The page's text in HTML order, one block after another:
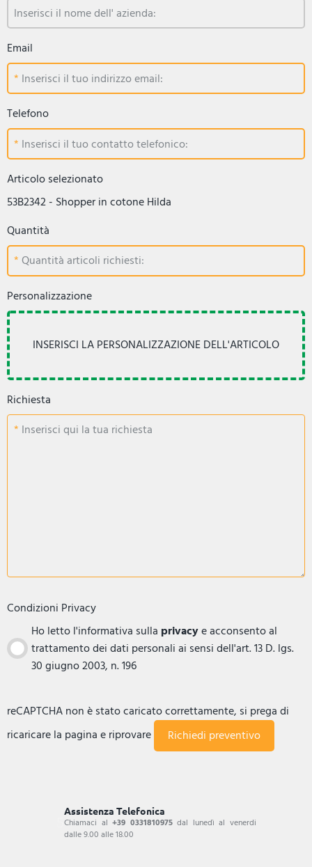
Inserisci il nome dell' azienda:
Email
Inserisci il tuo indirizzo email:
Telefono
Inserisci il tuo contatto telefonico:
Articolo selezionato
53B2342 - Shopper in cotone Hilda
Quantità
Quantità articoli richiesti:
Personalizzazione
Richiesta
Inserisci qui la tua richiesta
Condizioni Privacy
Ho letto l'informativa sulla privacye acconsento al
trattamento dei dati personali ai sensi dell'art. 13 D. lgs.
30 giugno 2003, n. 196
reCAPTCHA non è stato caricato correttamente, si prega di
ricaricare la pagina e riprovare
Assistenza Telefonica
Chiamaci al+39 0331810975dal lunedì al venerdi
dalle 9.00 alle 18.00